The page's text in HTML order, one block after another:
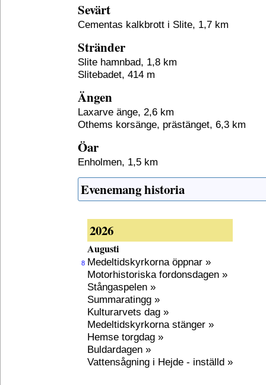
Sevärt
Cementas kalkbrott i Slite, 1,7 km
Stränder
Slite hamnbad, 1,8 km
Slitebadet, 414 m
Ängen
Laxarve änge, 2,6 km
Othems korsänge, prästänget, 6,3 km
Öar
Enholmen, 1,5 km
Evenemang historia
2026
Augusti
8 Medeltidskyrkorna öppnar »
Motorhistoriska fordonsdagen »
Stångaspelen »
Summaratingg »
Kulturarvets dag »
Medeltidskyrkorna stänger »
Hemse torgdag »
Buldardagen »
Vattensågning i Hejde - inställd »